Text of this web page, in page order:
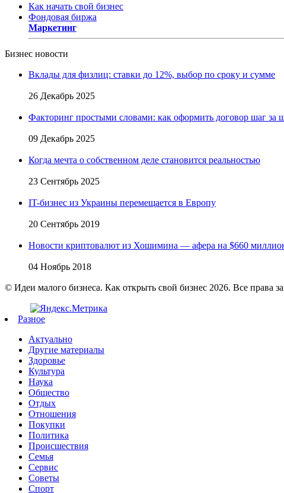
Как начать свой бизнес
Фондовая биржа
Маркетинг
Бизнес новости
Вклады для физлиц: ставки до 12%, выбор по сроку и сумме
26 Декабрь 2025
Факторинг простыми словами: как оформить договор шаг за
09 Декабрь 2025
Когда мечта о собственном деле становится реальностью
23 Сентябрь 2025
IT-бизнес из Украины перемещается в Европу
20 Сентябрь 2019
Новости криптовалют из Хошимина — афера на $660
04 Ноябрь 2018
© Идеи малого бизнеса. Как открыть свой бизнес 2026. Все права
Разное
Актуально
Другие материалы
Здоровье
Культура
Наука
Общество
Отдых
Отношения
Покупки
Политика
Происшествия
Семья
Сервис
Советы
Спорт